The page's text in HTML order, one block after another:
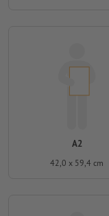
A2
42,0 x 59,4 cm